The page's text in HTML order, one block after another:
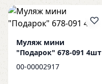
Муляж мини
"Подарок" 678-091 4шт
00-00002917